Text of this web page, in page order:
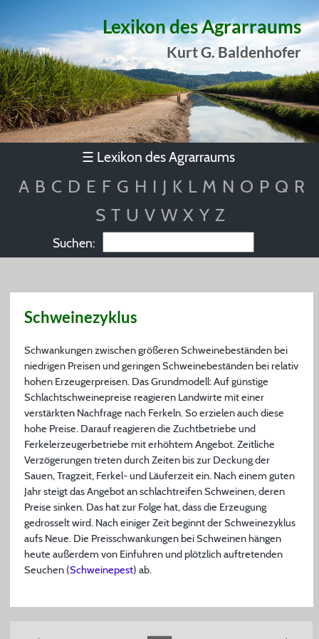
Lexikon des Agrarraums
Kurt G. Baldenhofer
☰ Lexikon des Agrarraums
A B C D E F G H I J K L M N O P Q R
S T U V W X Y Z
Suchen:
Schweinezyklus
Schwankungen zwischen größeren Schweinebeständen bei
niedrigen Preisen und geringen Schweinebeständen bei relativ
hohen Erzeugerpreisen. Das Grundmodell: Auf günstige
Schlachtschweinepreise reagieren Landwirte mit einer
verstärkten Nachfrage nach Ferkeln. So erzielen auch diese
hohe Preise. Darauf reagieren die Zuchtbetriebe und
Ferkelerzeugerbetriebe mit erhöhtem Angebot. Zeitliche
Verzögerungen treten durch Zeiten bis zur Deckung der
Sauen, Tragzeit, Ferkel- und Läuferzeit ein. Nach einem guten
Jahr steigt das Angebot an schlachtreifen Schweinen, deren
Preise sinken. Das hat zur Folge hat, dass die Erzeugung
gedrosselt wird. Nach einiger Zeit beginnt der Schweinezyklus
aufs Neue. Die Preisschwankungen bei Schweinen hängen
heute außerdem von Einfuhren und plötzlich auftretenden
Seuchen (Schweinepest) ab.